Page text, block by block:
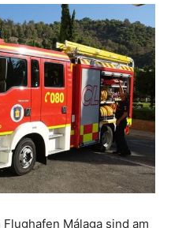
Málaga sind am